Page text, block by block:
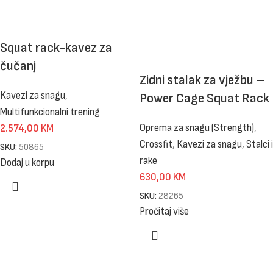
Squat rack-kavez za
čučanj
Kavezi za snagu,
Multifunkcionalni trening
2.574,00 KM
SKU: 50865
Dodaj u korpu
Zidni stalak za vježbu –
Power Cage Squat Rack
Oprema za snagu (Strength),
Crossfit, Kavezi za snagu, Stalci i
rake
630,00 KM
SKU: 28265
Pročitaj više